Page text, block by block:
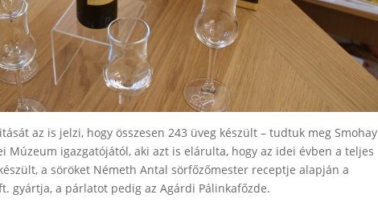
az is jelzi, hogy összesen 243 üveg készült – tudtuk meg Smohay
Múzeum igazgatójától, aki azt is elárulta, hogy az idei évben a teljes
a söröket Németh Antal sörfőzőmester receptje alapján a
gyártja, a párlatot pedig az Agárdi Pálinkafőzde.